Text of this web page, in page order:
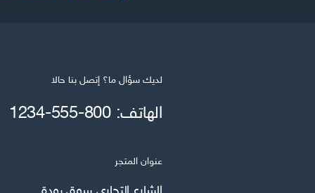
لديك سؤال ما؟ إتصل بنا حالا
الهاتف: 800-555-1234
عنوان المتجر